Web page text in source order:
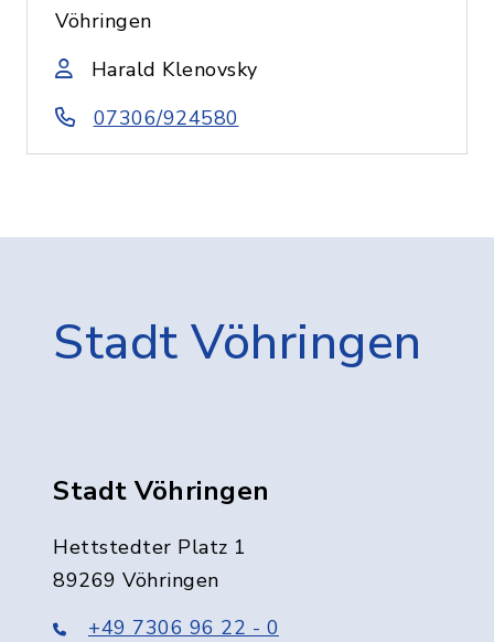
Vöhringen
Harald Klenovsky
07306/924580
Stadt Vöhringen
Stadt Vöhringen
Hettstedter Platz 1
89269 Vöhringen
+49 7306 96 22 - 0